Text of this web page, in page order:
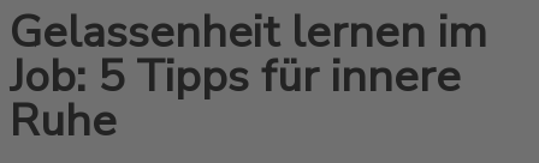
Gelassenheit lernen im
Job: 5 Tipps für innere
Ruhe